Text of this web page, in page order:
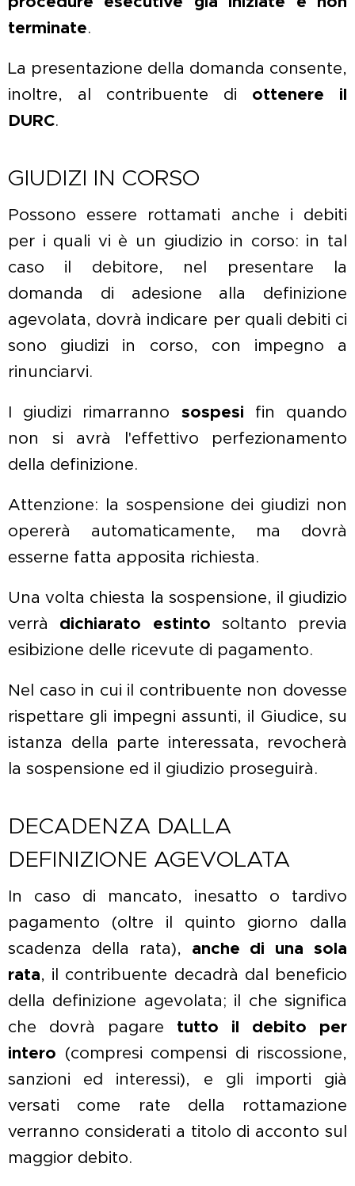
terminate.
La presentazione della domanda consente,
inoltre, al contribuente di ottenere il
DURC.
GIUDIZI IN CORSO
Possono essere rottamati anche i debiti
per i quali vi è un giudizio in corso: in tal
caso il debitore, nel presentare la
domanda di adesione alla definizione
agevolata, dovrà indicare per quali debiti ci
sono giudizi in corso, con impegno a
rinunciarvi.
I giudizi rimarranno sospesi fin quando
non si avrà l'effettivo perfezionamento
della definizione.
Attenzione: la sospensione dei giudizi non
opererà automaticamente, ma dovrà
esserne fatta apposita richiesta.
Una volta chiesta la sospensione, il giudizio
verrà dichiarato estinto soltanto previa
esibizione delle ricevute di pagamento.
Nel caso in cui il contribuente non dovesse
rispettare gli impegni assunti, il Giudice, su
istanza della parte interessata, revocherà
la sospensione ed il giudizio proseguirà.
DECADENZA DALLA
DEFINIZIONE AGEVOLATA
In caso di mancato, inesatto o tardivo
pagamento (oltre il quinto giorno dalla
scadenza della rata), anche di una sola
rata, il contribuente decadrà dal beneficio
della definizione agevolata; il che significa
che dovrà pagare tutto il debito per
intero (compresi compensi di riscossione,
sanzioni ed interessi), e gli importi già
versati come rate della rottamazione
verranno considerati a titolo di acconto sul
maggior debito.